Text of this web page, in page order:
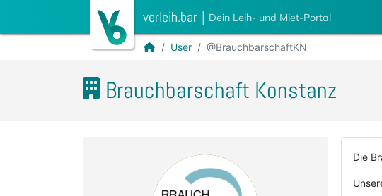
verleih.bar | Dein Leih- und Miet-Portal
User @BrauchbarschaftKN
Brauchbarschaft Konstanz
Die